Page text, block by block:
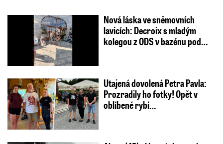
Nová láska ve sněmovních
lavicích: Decroix s mladým
kolegou z ODS v bazénu pod…
Utajená dovolená Petra Pavla:
Prozradily ho fotky! Opět v
oblíbené rybí…